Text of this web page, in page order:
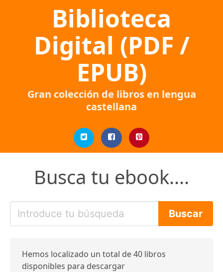
Biblioteca
Digital (PDF /
EPUB)
Gran colección de libros en lengua
castellana
Busca tu ebook....
Hemos localizado un total de 40 libros
disponibles para descargar